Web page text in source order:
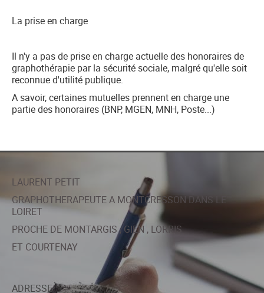
La prise en charge
Il n'y a pas de prise en charge actuelle des honoraires de
graphothérapie par la sécurité sociale, malgré qu'elle soit
reconnue d'utilité publique.
A savoir, certaines mutuelles prennent en charge une
partie des honoraires (BNP, MGEN, MNH, Poste...)
LAURENT PETIT
GRAPHOTHERAPEUTE A MONTCRESSON DANS LE
LOIRET
PROCHE DE MONTARGIS , GIEN , LORRIS
ET COURTENAY
ADRESSE